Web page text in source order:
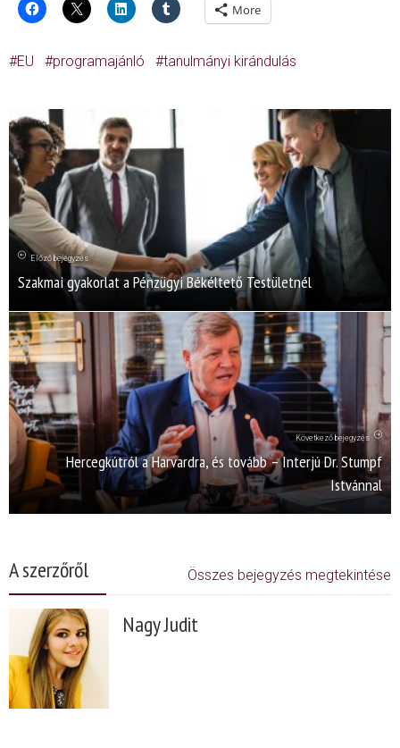
More
EU programajánló tanulmányi kirándulás
Előző bejegyzés
Szakmai gyakorlat a Pénzügyi Békéltető Testületnél
Következő bejegyzés
Hercegkútról a Harvardra, és tovább – Interjú Dr. Stumpf
Istvánnal
A szerzőről Összes bejegyzés megtekintése
Nagy Judit